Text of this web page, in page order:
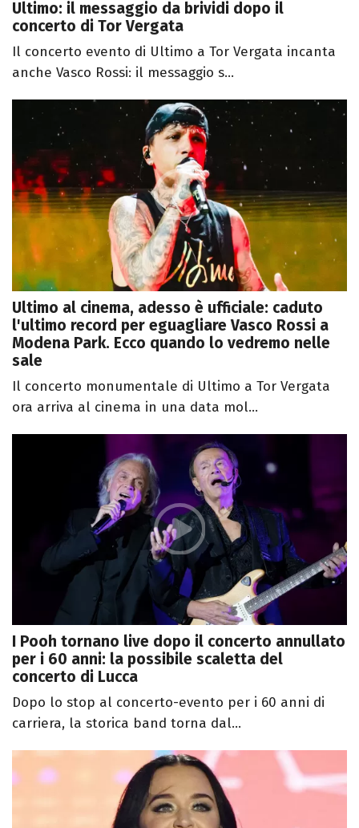
Ultimo: il messaggio da brividi dopo il
concerto di Tor Vergata
Il concerto evento di Ultimo a Tor Vergata incanta
anche Vasco Rossi: il messaggio s...
Ultimo al cinema, adesso è ufficiale: caduto
l'ultimo record per eguagliare Vasco Rossi a
Modena Park. Ecco quando lo vedremo nelle
sale
Il concerto monumentale di Ultimo a Tor Vergata
ora arriva al cinema in una data mol...
I Pooh tornano live dopo il concerto annullato
per i 60 anni: la possibile scaletta del
concerto di Lucca
Dopo lo stop al concerto-evento per i 60 anni di
carriera, la storica band torna dal...